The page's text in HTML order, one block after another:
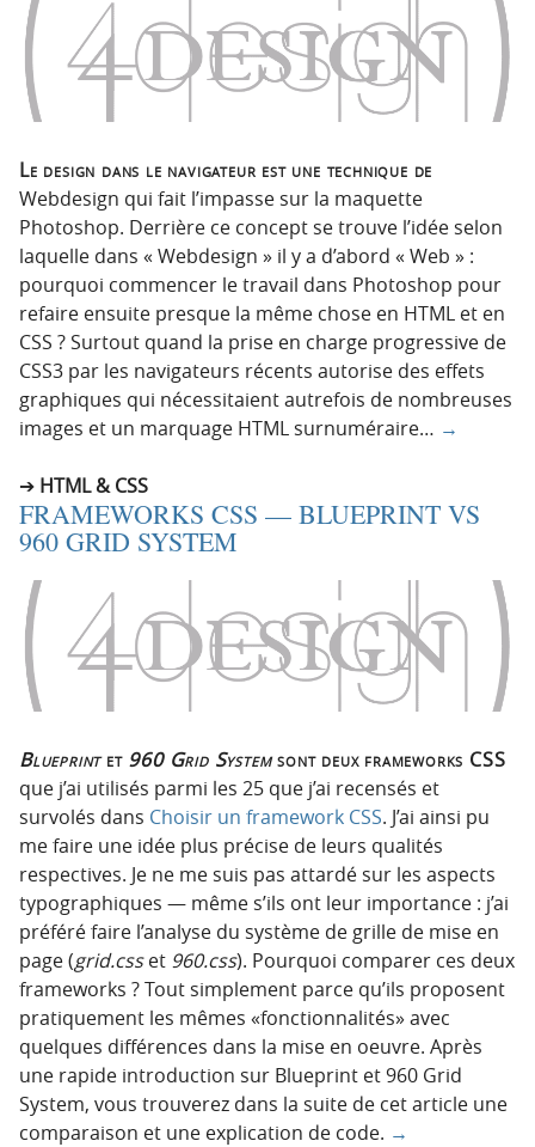
Le design dans le navigateur est une technique de
Webdesign qui fait l’impasse sur la maquette
Photoshop. Derrière ce concept se trouve l’idée selon
laquelle dans « Webdesign » il y a d’abord « Web » :
pourquoi commencer le travail dans Photoshop pour
refaire ensuite presque la même chose en HTML et en
CSS ? Surtout quand la prise en charge progressive de
CSS3 par les navigateurs récents autorise des effets
graphiques qui nécessitaient autrefois de nombreuses
images et un marquage HTML surnuméraire… →
HTML & CSS
FRAMEWORKS CSS — BLUEPRINT VS
960 GRID SYSTEM
Blueprintet 960 Grid Systemsont deux frameworks CSS
que j’ai utilisés parmi les 25 que j’ai recensés et
survolés dans Choisir un framework CSS. J’ai ainsi pu
me faire une idée plus précise de leurs qualités
respectives. Je ne me suis pas attardé sur les aspects
typographiques — même s’ils ont leur importance : j’ai
préféré faire l’analyse du système de grille de mise en
page (grid.csset 960.css). Pourquoi comparer ces deux
frameworks ? Tout simplement parce qu’ils proposent
pratiquement les mêmes «fonctionnalités» avec
quelques différences dans la mise en oeuvre. Après
une rapide introduction sur Blueprint et 960 Grid
System, vous trouverez dans la suite de cet article une
comparaison et une explication de code. →